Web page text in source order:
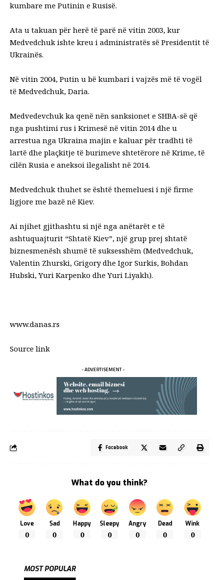
kumbare me Putinin e Rusisë.
Ata u takuan për herë të parë në vitin 2003, kur
Medvedchuk ishte kreu i administratës së Presidentit të
Ukrainës.
Në vitin 2004, Putin u bë kumbari i vajzës më të vogël
të Medvedchuk, Daria.
Medvedevchuk ka qenë nën sanksionet e SHBA-së që
nga pushtimi rus i Krimesë në vitin 2014 dhe u
arrestua nga Ukraina majin e kaluar për tradhti të
lartë dhe plaçkitje të burimeve shtetërore në Krime, të
cilën Rusia e aneksoi ilegalisht në 2014.
Medvedchuk thuhet se është themeluesi i një firme
ligjore me bazë në Kiev.
Ai njihet gjithashtu si një nga anëtarët e të
ashtuquajturit “Shtatë Kiev”, një grup prej shtatë
biznesmenësh shumë të suksesshëm (Medvedchuk,
Valentin Zhurski, Grigory dhe Igor Surkis, Bohdan
Hubski, Yuri Karpenko dhe Yuri Liyakh).
www.danas.rs
Source link
- ADVERTISEMENT -
Facebook
What do you think?
Love
0
Sad
0
Happy
0
Sleepy
0
Angry
0
Dead
0
Wink
0
MOST POPULAR